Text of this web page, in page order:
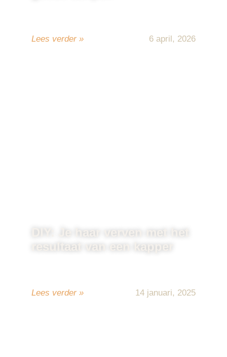
Lees verder » 6 april, 2026
DIY: Je haar verven met het
resultaat van een kapper
Lees verder » 14 januari, 2025